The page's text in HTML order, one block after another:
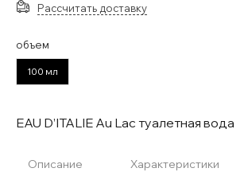
Рассчитать доставку
объем
100 мл
EAU D’ITALIE Au Lac туалетная вода
Описание Характеристики